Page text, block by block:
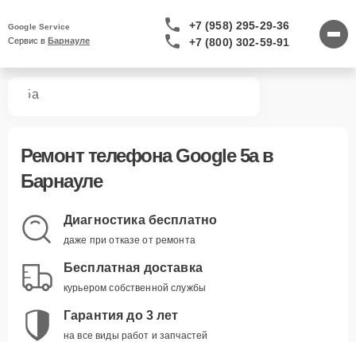
Google Service
Сервис в Барнауле
+7 (958) 295-29-36
+7 (800) 302-59-91
5a
Ремонттелефона Google 5aв
Барнауле
Диагностика бесплатно
даже при отказе от ремонта
Бесплатная доставка
курьером собственной службы
Гарантия до 3 лет
на все виды работ и запчастей